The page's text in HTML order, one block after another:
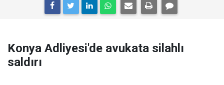
Konya Adliyesi'de avukata silahlı
saldırı